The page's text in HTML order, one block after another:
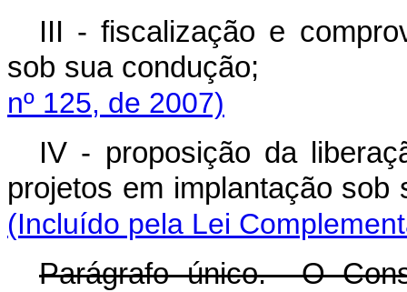
III - fiscalização e
sob sua condução;
nº 125, de 2007)
IV - proposição da
projetos em
(Incluído pela Lei
Parágrafo único. O